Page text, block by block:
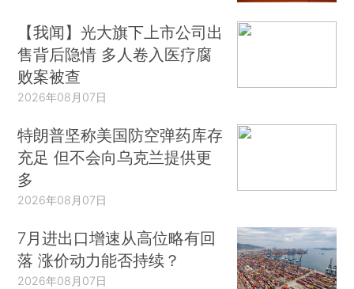
【我闻】光大旗下上市公司出
售背后隐情 多人卷入医疗腐
败案被查
2026年08月07日
特朗普坚称美国防空弹药库存
充足 但不会向乌克兰提供更
多
2026年08月07日
7月进出口增速从高位略有回
落 涨价动力能否持续？
2026年08月07日